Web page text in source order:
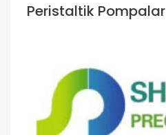
Peristaltik Pompalar